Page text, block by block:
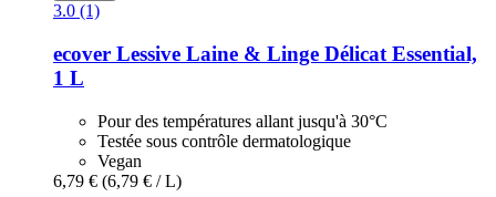
3.0 (1)
ecover Lessive Laine & Linge Délicat Essential,
1 L
Pour des températures allant jusqu'à 30°C
Testée sous contrôle dermatologique
Vegan
6,79 € (6,79 € / L)